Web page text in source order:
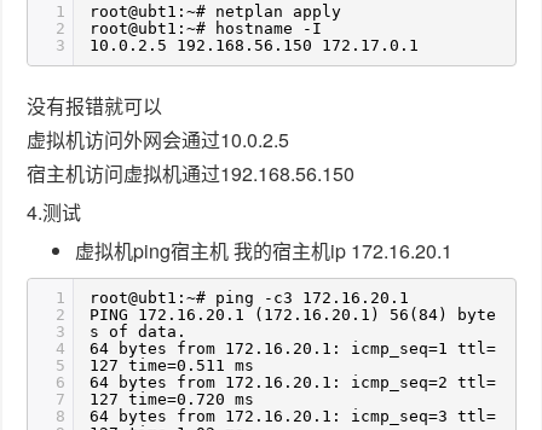
1
2
3
root@ubt1:~# netplan apply
root@ubt1:~# hostname -I
10.0.2.5 192.168.56.150 172.17.0.1
没有报错就可以
虚拟机访问外网会通过10.0.2.5
宿主机访问虚拟机通过192.168.56.150
4.测试
虚拟机ping宿主机 我的宿主机ip 172.16.20.1
1
2
3
4
5
6
7
8
root@ubt1:~# ping -c3 172.16.20.1
PING 172.16.20.1 (172.16.20.1) 56(84) byte
s of data.
64 bytes from 172.16.20.1: icmp_seq=1 ttl=
127 time=0.511 ms
64 bytes from 172.16.20.1: icmp_seq=2 ttl=
127 time=0.720 ms
64 bytes from 172.16.20.1: icmp_seq=3 ttl=